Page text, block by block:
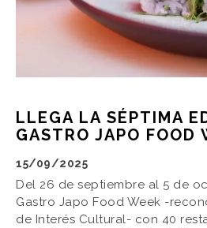
LLEGA LA SÉPTIMA
GASTRO JAPO FOOD
15/09/2025
Del 26 de septiembre al 5 de
Gastro Japo Food Week -
de Interés Cultural- con 40